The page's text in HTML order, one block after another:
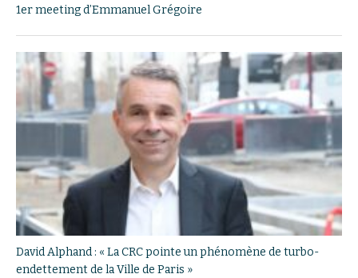
1er meeting d’Emmanuel Grégoire
David Alphand : « La CRC pointe un phénomène de turbo-
endettement de la Ville de Paris »